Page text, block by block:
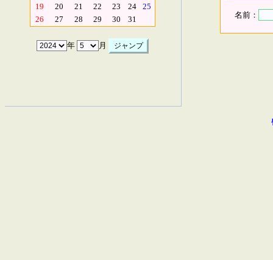
19
20 21 22 23 24
25
26
27 28 29 30 31
年 月
名前：